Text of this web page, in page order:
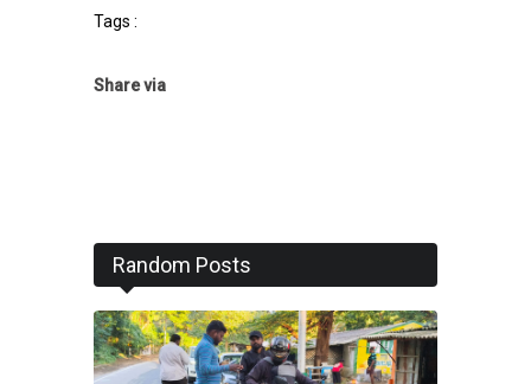
Tags :
Share via
Random Posts